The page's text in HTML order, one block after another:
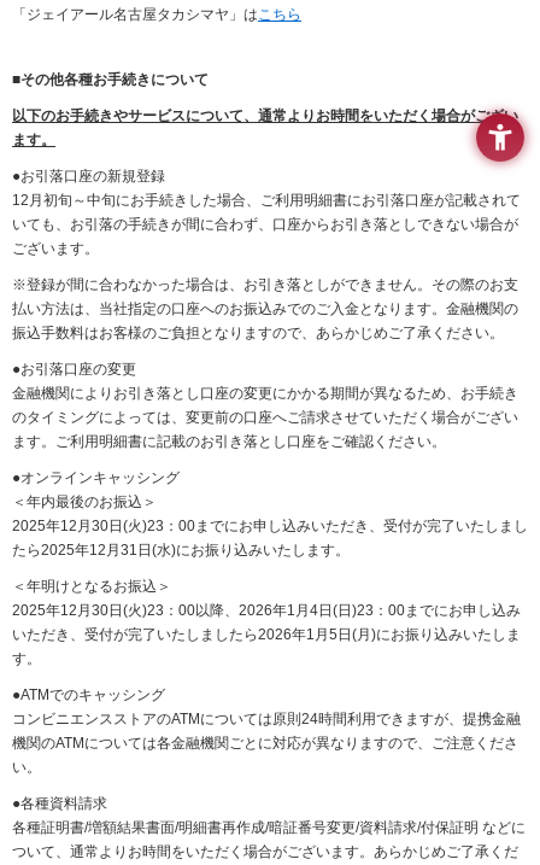
「ジェイアール名古屋タカシマヤ」は こちら
■その他各種お手続きについて
以下のお手続きやサービスについて、通常よりお時間をいただく場合がござい
ます。
●お引落口座の新規登録
12月初旬～中旬にお手続きした場合、ご利用明細書にお引落口座が記載されて
いても、お引落の手続きが間に合わず、口座からお引き落としできない場合が
ございます。
※登録が間に合わなかった場合は、お引き落としができません。その際のお支
払い方法は、当社指定の口座へのお振込みでのご入金となります。金融機関の
振込手数料はお客様のご負担となりますので、あらかじめご了承ください。
●お引落口座の変更
金融機関によりお引き落とし口座の変更にかかる期間が異なるため、お手続き
のタイミングによっては、変更前の口座へご請求させていただく場合がござい
ます。ご利用明細書に記載のお引き落とし口座をご確認ください。
●オンラインキャッシング
＜年内最後のお振込＞
2025年12月30日(火)23：00までにお申し込みいただき、受付が完了いたしまし
たら2025年12月31日(水)にお振り込みいたします。
＜年明けとなるお振込＞
2025年12月30日(火)23：00以降、2026年1月4日(日)23：00までにお申し込み
いただき、受付が完了いたしましたら2026年1月5日(月)にお振り込みいたしま
す。
●ATMでのキャッシング
コンビニエンスストアのATMについては原則24時間利用できますが、提携金融
機関のATMについては各金融機関ごとに対応が異なりますので、ご注意くださ
い。
●各種資料請求
各種証明書/増額結果書面/明細書再作成/暗証番号変更/資料請求/付保証明 などに
ついて、通常よりお時間をいただく場合がございます。あらかじめご了承くだ